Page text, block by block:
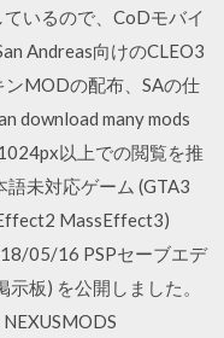
いるので、CoDモバイ
Andreas向けのCLEO3
MODの配布、SAの仕
download many mods
以上での閲覧を推
未対応ゲーム (GTA3
MassEffect3)
05/16 PSPセーブエデ
板) を公開しました。